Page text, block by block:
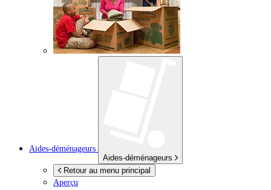
Aides-déménageurs
Aides-déménageurs
Retour au menu principal
Aperçu